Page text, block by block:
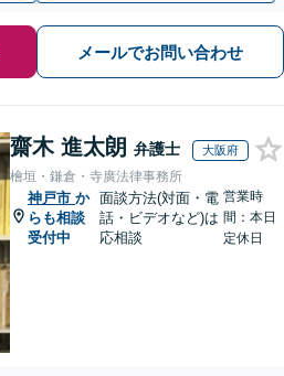
メールでお問い合わせ
齋木 進太朗 弁護士 大阪府
檜垣・鎌倉・寺廣法律事務所
神戸市 か
らも相談
受付中
面談方法(対面・電
話・ビデオなど)は
応相談
営業時
間：本日
定休日